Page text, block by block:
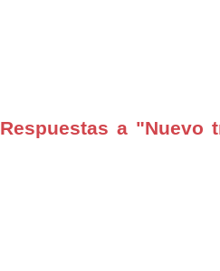
Respuestas a "Nuevo